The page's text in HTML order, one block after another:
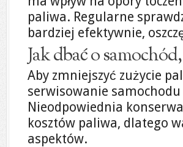
paliwa. Regularne
bardziej efektywnie,
Jak dbać o
Aby zmniejszyć zużycie
serwisowanie
Nieodpowiednia
kosztów paliwa, dlatego
aspektów.